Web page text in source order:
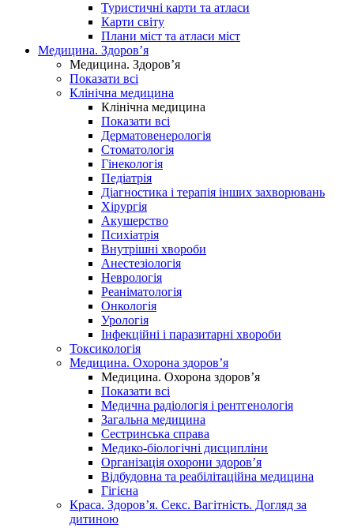
Туристичні карти та атласи
Карти світу
Плани міст та атласи міст
Медицина. Здоров’я
Медицина. Здоров’я
Показати всі
Клінічна медицина
Клінічна медицина
Показати всі
Дерматовенерологія
Стоматологія
Гінекологія
Педіатрія
Діагностика і терапія інших захворювань
Хірургія
Акушерство
Психіатрія
Внутрішні хвороби
Анестезіологія
Неврологія
Реаніматологія
Онкологія
Урологія
Інфекційні і паразитарні хвороби
Токсикологія
Медицина. Охорона здоров’я
Медицина. Охорона здоров’я
Показати всі
Медична радіологія і рентгенологія
Загальна медицина
Сестринська справа
Медико-біологічні дисципліни
Організація охорони здоров’я
Відбудовна та реабілітаційна медицина
Гігієна
Краса. Здоров’я. Секс. Вагітність. Догляд за
дитиною